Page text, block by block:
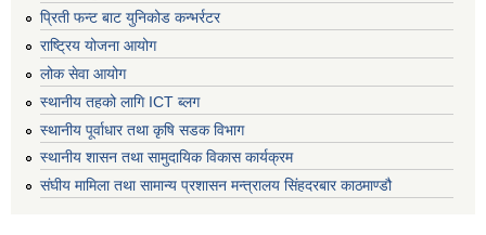
प्रिती फन्ट बाट युनिकोड कन्भर्रटर
राष्ट्रिय योजना आयोग
लोक सेवा आयोग
स्थानीय तहको लागि ICT ब्लग
स्थानीय पूर्वाधार तथा कृषि सडक विभाग
स्थानीय शासन तथा सामुदायिक विकास कार्यक्रम
संघीय मामिला तथा सामान्य प्रशासन मन्त्रालय सिंहदरबार काठमाण्डौ